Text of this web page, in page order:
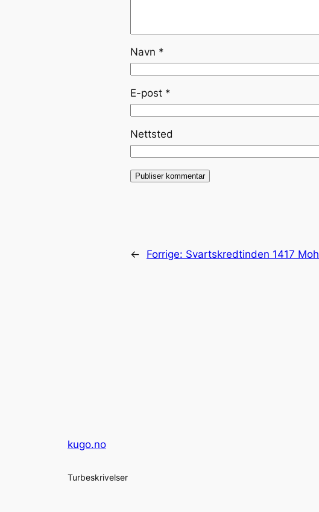
Navn *
E-post *
Nettsted
← Forrige: Svartskredtinden 1417 Moh
kugo.no
Turbeskrivelser